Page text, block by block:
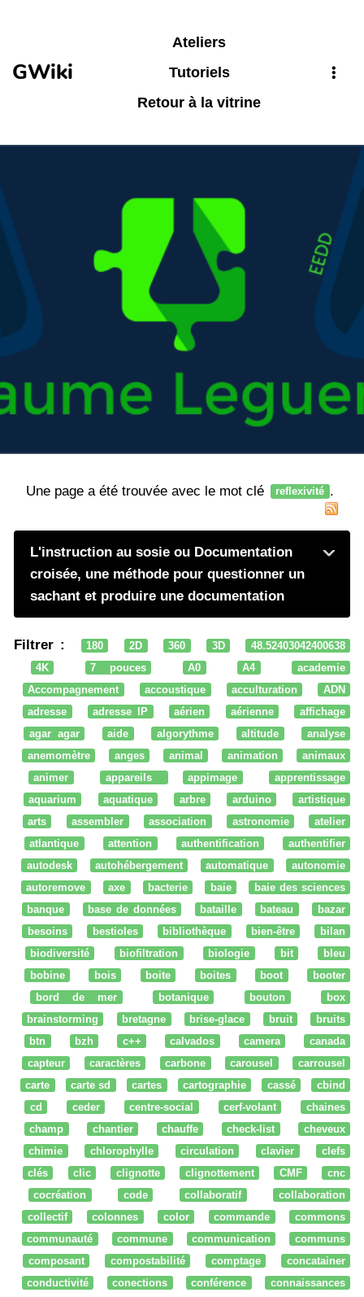
GWiki
Ateliers
Tutoriels
Retour à la vitrine
Une page a été trouvée avec le mot clé reflexivité .
L'instruction au sosie ou Documentation
croisée, une méthode pour questionner un
sachant et produire une documentation
Filtrer : 180 2D 360 3D
48.52403042400638
4K
7 pouces A0 A4
academie
Accompagnement
accoustique acculturation
ADN
adresse
adresse IP aérien aérienne
affichage
agar agar
aide algorythme altitude
analyse
anemomètre
anges animal animation
animaux
animer
appareils appimage
apprentissage
aquarium
aquatique arbre arduino
artistique
arts
assembler association astronomie
atelier
atlantique
attention authentification
authentifier
autodesk
autohébergement automatique
autonomie
autoremove
axe bacterie baie
baie des sciences
banque
base de données bataille bateau
bazar
besoins
bestioles bibliothèque bien-être
bilan
biodiversité
biofiltration biologie bit
bleu
bobine
bois boite boites boot
booter
bord de mer
botanique bouton
box
brainstorming
bretagne brise-glace bruit
bruits
btn
bzh c++ calvados camera
canada
capteur
caractères carbone carousel
carrousel
carte
carte sd cartes cartographie cassé
cbind
cd
ceder centre-social cerf-volant
chaines
champ
chantier chauffe check-list
cheveux
chimie
chlorophylle circulation clavier
clefs
clés
clic clignotte clignottement CMF
cnc
cocréation
code collaboratif
collaboration
collectif
colonnes color commande
commons
communauté
commune communication
communs
composant
compostabilité comptage
concatainer
conductivité
conections conférence
connaissances